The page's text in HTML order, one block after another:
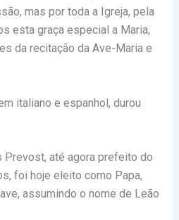
mas por toda a Igreja, pela
esta graça especial a Maria,
da recitação da Ave-Maria e
italiano e espanhol, durou
Prevost, até agora prefeito do
foi hoje eleito como Papa,
assumindo o nome de Leão